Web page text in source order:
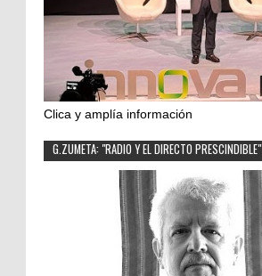
Clica y amplía información
G.ZUMETA: "RADIO Y EL DIRECTO PRESCINDIBLE"